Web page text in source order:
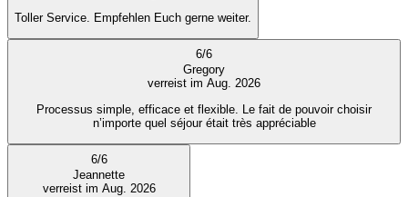
Toller Service. Empfehlen Euch gerne weiter.
6/6
Gregory
verreist im Aug. 2026
Processus simple, efficace et flexible. Le fait de pouvoir choisir
n’importe quel séjour était très appréciable
6/6
Jeannette
verreist im Aug. 2026